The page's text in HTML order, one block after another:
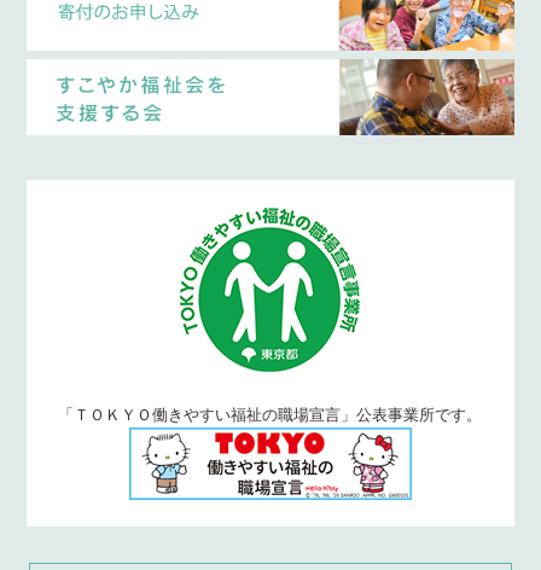
「ＴＯＫＹＯ働きやすい福祉の職場宣言」公表事業所です。